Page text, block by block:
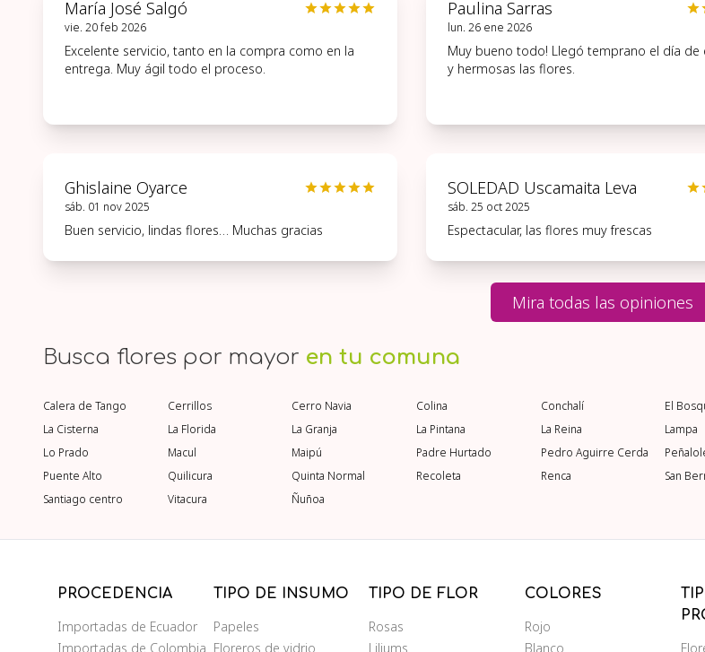
María José Salgó
vie. 20 feb 2026
Excelente servicio, tanto en la compra como en la
entrega. Muy ágil todo el proceso.
Paulina Sarras
lun. 26 ene 2026
Muy bueno todo! Llegó temprano el día de
y hermosas las flores.
Ghislaine Oyarce
sáb. 01 nov 2025
Buen servicio, lindas flores… Muchas gracias
SOLEDAD Uscamaita Leva
sáb. 25 oct 2025
Espectacular, las flores muy frescas
Mira todas las opiniones
Busca flores por mayor en tu comuna
Calera de Tango Cerrillos Cerro Navia Colina Conchalí El
La Cisterna
La Florida La Granja La Pintana La Reina Lampa
Lo Prado
Macul Maipú Padre Hurtado Pedro Aguirre Cerda
Puente Alto
Quilicura Quinta Normal Recoleta Renca San
Santiago centro
Vitacura Ñuñoa
PROCEDENCIA
Importadas de Ecuador
Importadas de Colombia
TIPO DE INSUMO
Papeles
Floreros de vidrio
TIPO DE FLOR
Rosas
Liliums
COLORES
Rojo
Blanco